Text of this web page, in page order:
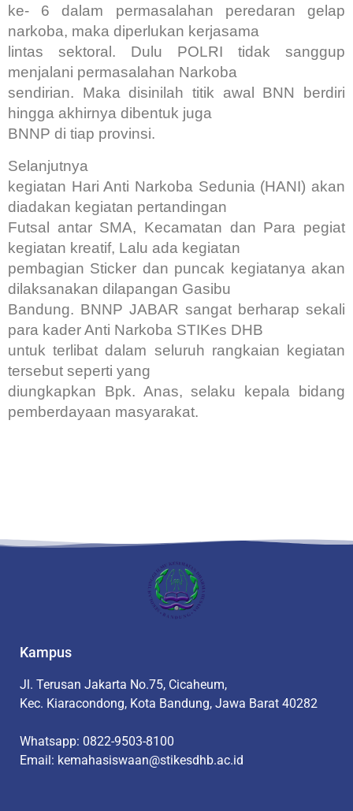
ke- 6 dalam permasalahan peredaran gelap
narkoba, maka diperlukan kerjasama
lintas sektoral. Dulu POLRI tidak sanggup
menjalani permasalahan Narkoba
sendirian. Maka disinilah titik awal BNN berdiri
hingga akhirnya dibentuk juga
BNNP di tiap provinsi.
Selanjutnya
kegiatan Hari Anti Narkoba Sedunia (HANI) akan
diadakan kegiatan pertandingan
Futsal antar SMA, Kecamatan dan Para pegiat
kegiatan kreatif, Lalu ada kegiatan
pembagian Sticker dan puncak kegiatanya akan
dilaksanakan dilapangan Gasibu
Bandung. BNNP JABAR sangat berharap sekali
para kader Anti Narkoba STIKes DHB
untuk terlibat dalam seluruh rangkaian kegiatan
tersebut seperti yang
diungkapkan Bpk. Anas, selaku kepala bidang
pemberdayaan masyarakat.
Kampus
Jl. Terusan Jakarta No.75, Cicaheum,
Kec. Kiaracondong, Kota Bandung, Jawa Barat 40282
Whatsapp: 0822-9503-8100
Email: kemahasiswaan@stikesdhb.ac.id